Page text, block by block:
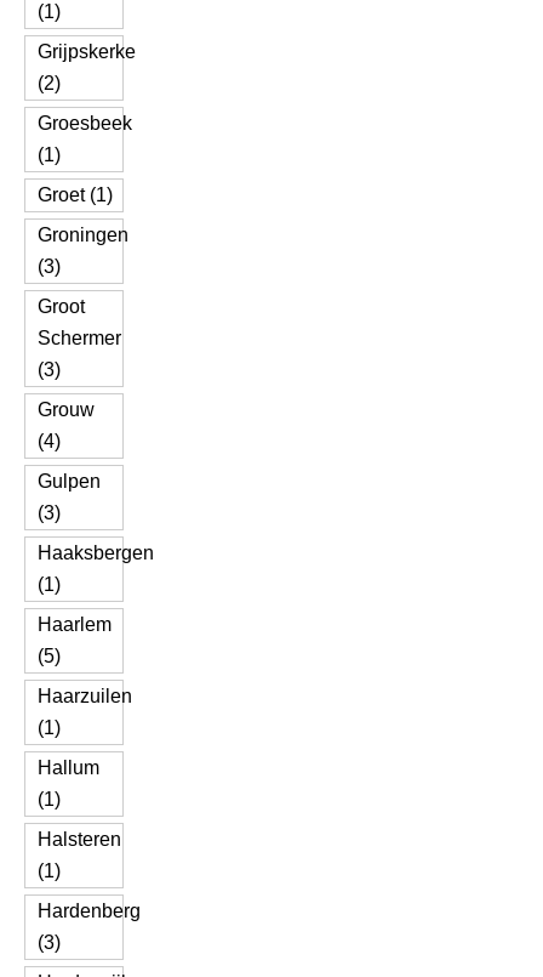
(1)
Grijpskerke
(2)
Groesbeek
(1)
Groet (1)
Groningen
(3)
Groot
Schermer
(3)
Grouw
(4)
Gulpen
(3)
Haaksbergen
(1)
Haarlem
(5)
Haarzuilen
(1)
Hallum
(1)
Halsteren
(1)
Hardenberg
(3)